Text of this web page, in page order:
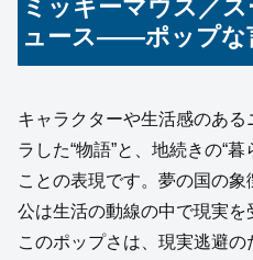
ミッキーマウス／
ュース——ポップな
キャラクターや生活感のあ
ラした“物語”と、地続きの“
ことの表現です。夢の国の
公は生活の動線の中で現実を
このポップさは、現実逃避